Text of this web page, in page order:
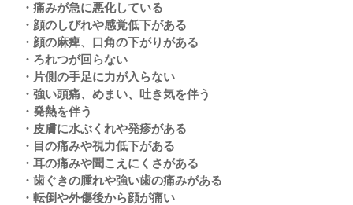
・痛みが急に悪化している
・顔のしびれや感覚低下がある
・顔の麻痺、口角の下がりがある
・ろれつが回らない
・片側の手足に力が入らない
・強い頭痛、めまい、吐き気を伴う
・発熱を伴う
・皮膚に水ぶくれや発疹がある
・目の痛みや視力低下がある
・耳の痛みや聞こえにくさがある
・歯ぐきの腫れや強い歯の痛みがある
・転倒や外傷後から顔が痛い